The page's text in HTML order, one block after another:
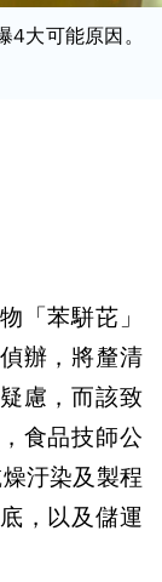
4大可能原因。
「苯駢芘」
辦，將釐清
慮，而該致
食品技師公
汙染及製程
，以及儲運